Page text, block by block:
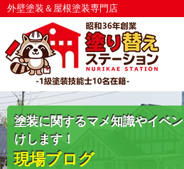
外壁塗装＆屋根塗装専門店
塗装に関するマメ知識やイベ
けします！
現場ブログ